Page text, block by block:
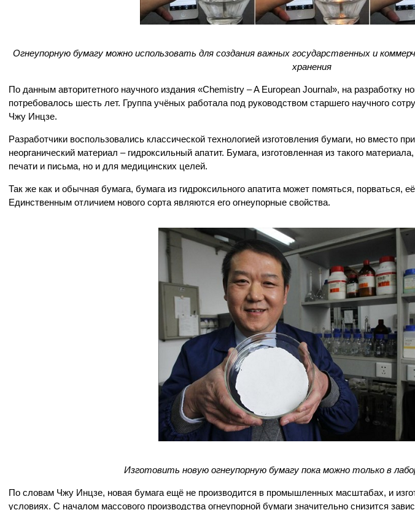
Огнеупорную бумагу можно использовать для создания важных государственных и
хранения
По данным авторитетного научного издания «Chemistry – A European Journal», на разработку
потребовалось шесть лет. Группа учёных работала под руководством старшего научного
Чжу Инцзе.
Разработчики воспользовались классической технологией изготовления бумаги, но вместо
неорганический материал – гидроксильный апатит. Бумага, изготовленная из такого
печати и письма, но и для медицинских целей.
Так же как и обычная бумага, бумага из гидроксильного апатита может помяться, порваться,
Единственным отличием нового сорта являются его огнеупорные свойства.
Изготовить новую огнеупорную бумагу пока можно только в
По словам Чжу Инцзе, новая бумага ещё не производится в промышленных масштабах, и
условиях. С началом массового производства огнеупорной бумаги значительно снизится